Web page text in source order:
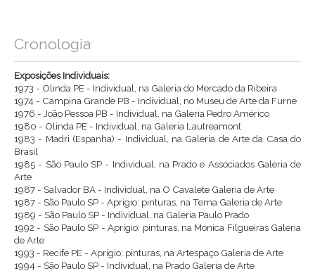
Cronologia
Exposições Individuais:
1973 - Olinda PE - Individual, na Galeria do Mercado da Ribeira
1974 - Campina Grande PB - Individual, no Museu de Arte da Furne
1976 - João Pessoa PB - Individual, na Galeria Pedro Américo
1980 - Olinda PE - Individual, na Galeria Lautreamont
1983 - Madri (Espanha) - Individual, na Galeria de Arte da Casa do
Brasil
1985 - São Paulo SP - Individual, na Prado e Associados Galeria de
Arte
1987 - Salvador BA - Individual, na O Cavalete Galeria de Arte
1987 - São Paulo SP - Aprígio: pinturas, na Tema Galeria de Arte
1989 - São Paulo SP - Individual, na Galeria Paulo Prado
1992 - São Paulo SP - Aprígio: pinturas, na Monica Filgueiras Galeria
de Arte
1993 - Recife PE - Aprígio: pinturas, na Artespaço Galeria de Arte
1994 - São Paulo SP - Individual, na Prado Galeria de Arte